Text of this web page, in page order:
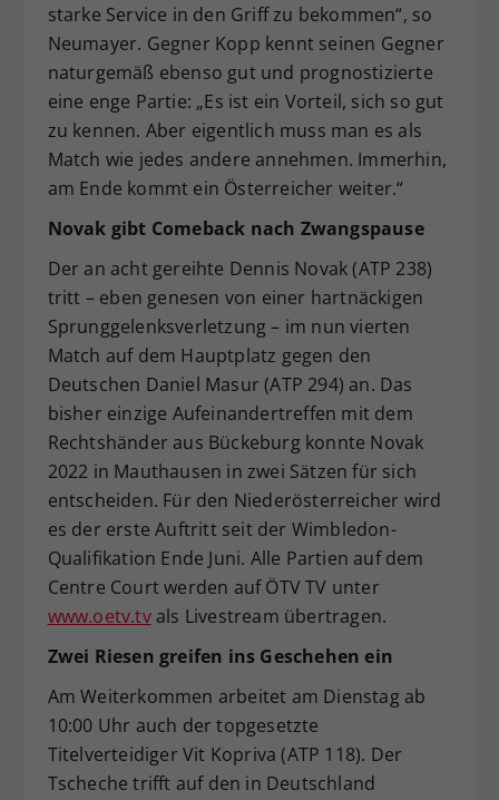
starke Service in den Griff zu bekommen“, so
Neumayer. Gegner Kopp kennt seinen Gegner
naturgemäß ebenso gut und prognostizierte
eine enge Partie: „Es ist ein Vorteil, sich so gut
zu kennen. Aber eigentlich muss man es als
Match wie jedes andere annehmen. Immerhin,
am Ende kommt ein Österreicher weiter.“
Novak gibt Comeback nach Zwangspause
Der an acht gereihte Dennis Novak (ATP 238)
tritt – eben genesen von einer hartnäckigen
Sprunggelenksverletzung – im nun vierten
Match auf dem Hauptplatz gegen den
Deutschen Daniel Masur (ATP 294) an. Das
bisher einzige Aufeinandertreffen mit dem
Rechtshänder aus Bückeburg konnte Novak
2022 in Mauthausen in zwei Sätzen für sich
entscheiden. Für den Niederösterreicher wird
es der erste Auftritt seit der Wimbledon-
Qualifikation Ende Juni. Alle Partien auf dem
Centre Court werden auf ÖTV TV unter
www.oetv.tvals Livestream übertragen.
Zwei Riesen greifen ins Geschehen ein
Am Weiterkommen arbeitet am Dienstag ab
10:00 Uhr auch der topgesetzte
Titelverteidiger Vit Kopriva (ATP 118). Der
Tscheche trifft auf den in Deutschland